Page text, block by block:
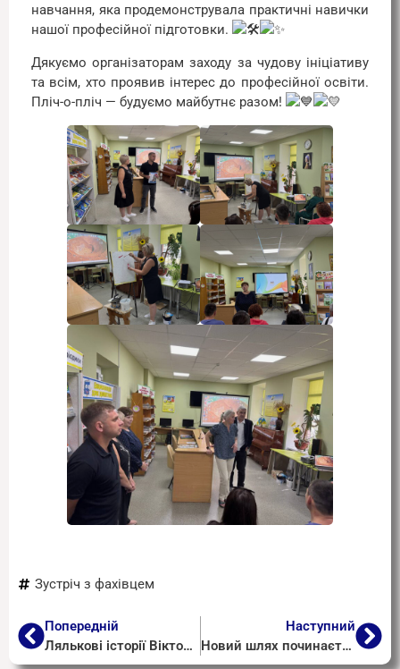
навчання, яка продемонструвала практичні навички
нашої професійної підготовки.
Дякуємо організаторам заходу за чудову ініціативу
та всім, хто проявив інтерес до професійної освіти.
Пліч-о-пліч — будуємо майбутнє разом!
Зустріч з фахівцем
Попередній
Лялькові історії Вікторії Балясної: з душею та усмішкою
Наступний
Новий шлях починається сьогодні